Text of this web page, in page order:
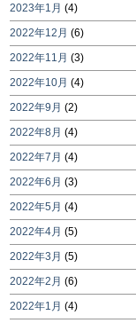
2023年1月 (4)
2022年12月 (6)
2022年11月 (3)
2022年10月 (4)
2022年9月 (2)
2022年8月 (4)
2022年7月 (4)
2022年6月 (3)
2022年5月 (4)
2022年4月 (5)
2022年3月 (5)
2022年2月 (6)
2022年1月 (4)